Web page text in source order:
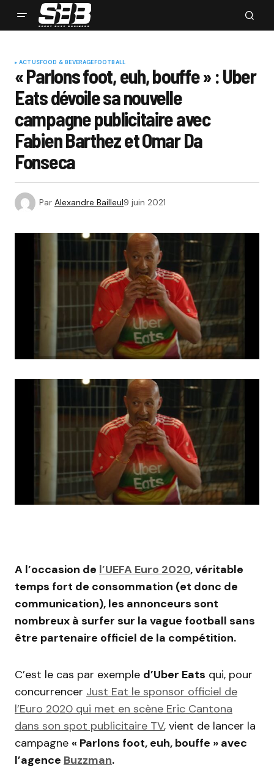
ACTUSFOOD & BEVERAGEFOOTBALL
« Parlons foot, euh, bouffe » : Uber
Eats dévoile sa nouvelle
campagne publicitaire avec
Fabien Barthez et Omar Da
Fonseca
Par Alexandre Bailleul9 juin 2021
A l’occasion de l’UEFA Euro 2020, véritable
temps fort de consommation (et donc de
communication), les annonceurs sont
nombreux à surfer sur la vague football sans
être partenaire officiel de la compétition.
C’est le cas par exemple d’Uber Eats qui, pour
concurrencer Just Eat le sponsor officiel de
l’Euro 2020 qui met en scène Eric Cantona
dans son spot publicitaire TV, vient de lancer la
campagne « Parlons foot, euh, bouffe » avec
l’agence Buzzman.